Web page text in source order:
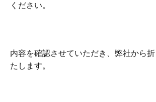
くださ い。
内容を確認させていただき、弊社から
たします。